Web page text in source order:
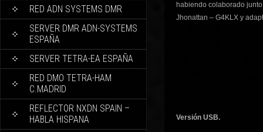
RED ADN SYSTEMS DMR
SERVER DMR ADN-SYSTEMS
ESPAÑA
SERVER TETRA-EA ESPAÑA
RED DMO TETRA-HAM
C.MADRID
REFLECTOR NXDN SPAIN –
HABLA HISPANA
habiendo colaborado
Jhonattan – G4KLX y
Versión USB.